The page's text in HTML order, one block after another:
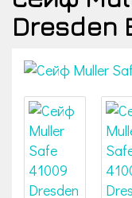
Dresden